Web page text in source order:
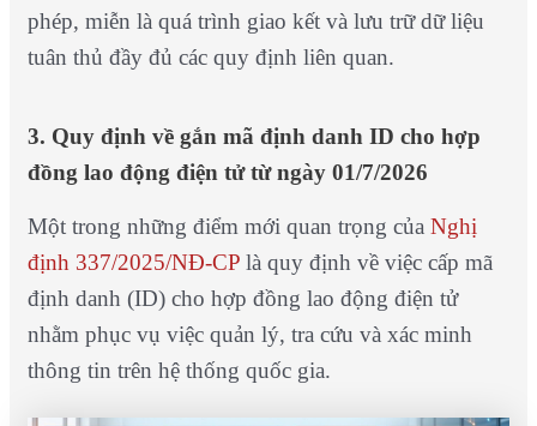
phép, miễn là quá trình giao kết và lưu trữ dữ liệu
tuân thủ đầy đủ các quy định liên quan.
3. Quy định về gắn mã định danh ID cho hợp
đồng lao động điện tử từ ngày 01/7/2026
Một trong những điểm mới quan trọng của Nghị
định 337/2025/NĐ-CPlà quy định về việc cấp mã
định danh (ID) cho hợp đồng lao động điện tử
nhằm phục vụ việc quản lý, tra cứu và xác minh
thông tin trên hệ thống quốc gia.